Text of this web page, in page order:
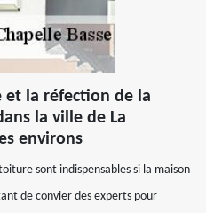
et la réfection de la
la ville de La
environs
sont indispensables si la maison
de convier des experts pour